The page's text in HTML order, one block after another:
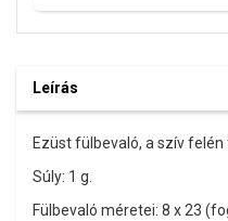
Leírás
Ezüst fülbevaló, a szív
Súly: 1 g.
Fülbevaló méretei: 8 x 23